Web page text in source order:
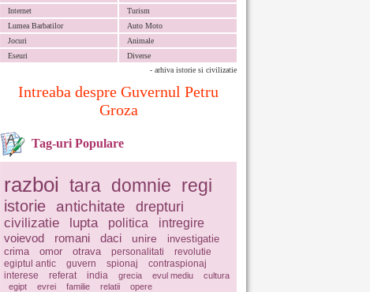
Internet
Turism
Lumea Barbatilor
Auto Moto
Jocuri
Animale
Eseuri
Diverse
- arhiva istorie si civilizatie
Intreaba despre Guvernul Petru
Groza
Tag-uri Populare
razboi tara domnie regi
istorie antichitate drepturi
civilizatie lupta politica
intregire
voievod
romani daci unire
investigatie
crima
omor otrava personalitati
revolutie
egiptul antic
guvern spionaj
contraspionaj
interese
referat india grecia evul mediu
cultura
egipt
evrei familie relatii opere